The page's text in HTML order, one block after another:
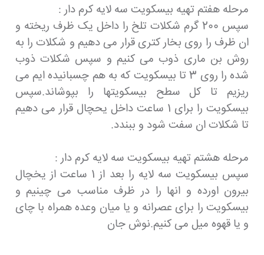
مرحله هفتم تهیه بیسکویت سه لایه کرم دار :
سپس 200 گرم شکلات تلخ را داخل یک ظرف ریخته و
ان ظرف را روی بخار کتری قرار می دهیم و شکلات را به
روش بن ماری ذوب می کنیم و سپس شکلات ذوب
شده را روی 3 تا بیسکویت که به هم چسبانیده ایم می
ریزیم تا کل سطح بیسکویتها را بپوشاند.سپس
بیسکویت را برای 1 ساعت داخل یحچال قرار می دهیم
تا شکلات ان سفت شود و ببندد.
مرحله هشتم تهیه بیسکویت سه لایه کرم دار :
سپس بیسکویت سه لایه را بعد از 1 ساعت از یخچال
بیرون اورده و انها را در ظرف مناسب می چینیم و
بیسکویت را برای عصرانه و یا میان وعده همراه با چای
و یا قهوه میل می کنیم.نوش جان